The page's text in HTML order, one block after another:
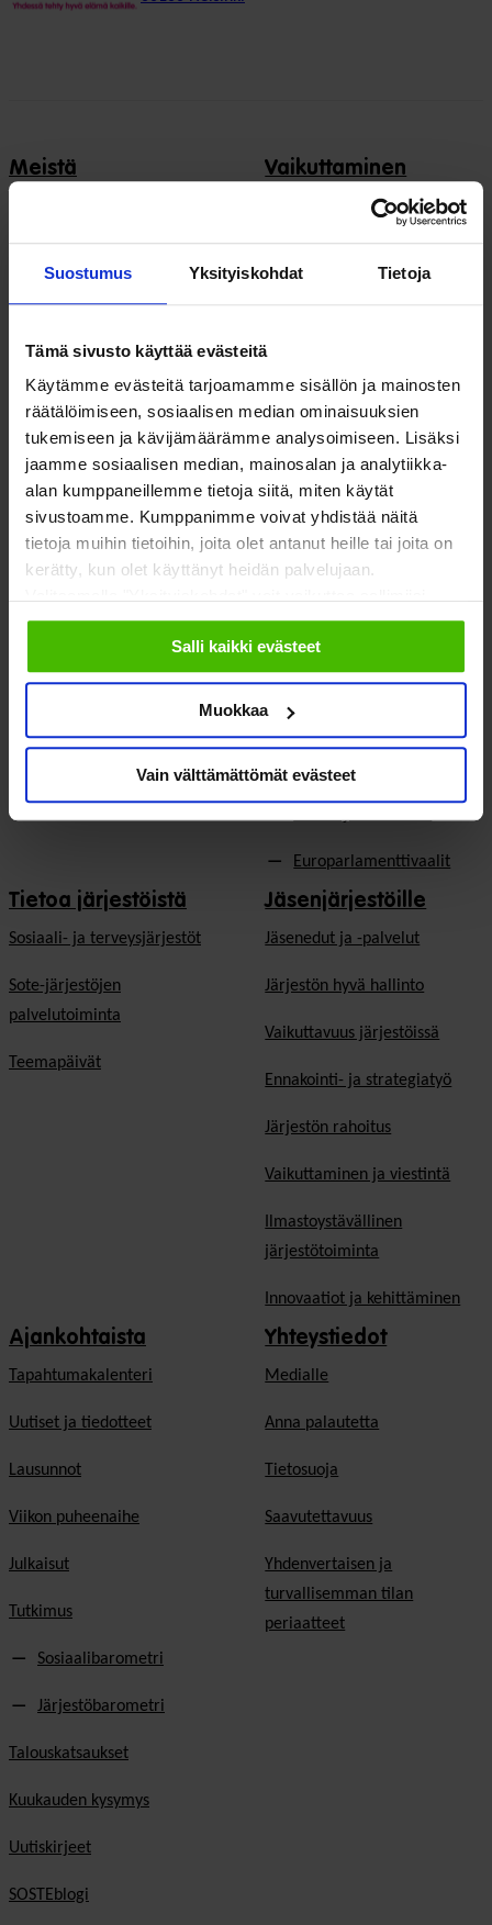
Suostumus Yksityiskohdat Tietoja
Tämä sivusto käyttää evästeitä
Käytämme evästeitä tarjoamamme sisällön ja mainosten
räätälöimiseen, sosiaalisen median ominaisuuksien
tukemiseen ja kävijämäärämme analysoimiseen. Lisäksi
jaamme sosiaalisen median, mainosalan ja analytiikka-
alan kumppaneillemme tietoja siitä, miten käytät
sivustoamme. Kumppanimme voivat yhdistää näitä
tietoja muihin tietoihin, joita olet antanut heille tai joita on
kerätty, kun olet käyttänyt heidän palvelujaan.
evästeisiin.
Salli kaikki evästeet
Muokkaa
Vain välttämättömät evästeet
Meistä
Jäsenedut ja -palvelut
Hae jäseneksi
Verkostot
Varaa kokoustila
Yhteistyökumppaniksi
På Svenska
In English
Vaikuttaminen
Kansalaisyhteiskunta ja
Hyvinvointitalous
toimintaedellytykset
Hyvinvoinnin ja terveyden
edistäminen
Sosiaali- ja terveyspalvelut
Toimeentulo
Työllisyys
Ilmastonmuutos
EU & kansainvälinen työ
Vaalit
Eduskuntavaalit
Europarlamenttivaalit
Tietoa järjestöistä
Sosiaali- ja terveysjärjestöt
Sote-järjestöjen
palvelutoiminta
Teemapäivät
Jäsenjärjestöille
Jäsen­edut ja -palvelut
Järjestön hyvä hallinto
Vaikuttavuus järjestöissä
Ennakointi- ja strategiatyö
Järjestön rahoitus
Vaikuttaminen ja viestintä
Ilmastoystävällinen
järjestötoiminta
Innovaatiot ja kehittäminen
Ajankohtaista
Tapahtumakalenteri
Uutiset ja tiedotteet
Lausunnot
Viikon puheenaihe
Julkaisut
Tutkimus
Sosiaalibarometri
Järjestöbarometri
Talouskatsaukset
Kuukauden kysymys
Uutiskirjeet
SOSTEblogi
Yhteystiedot
Medialle
Anna palautetta
Tietosuoja
Saavutettavuus
Yhdenvertaisen ja
turvallisemman tilan
periaatteet